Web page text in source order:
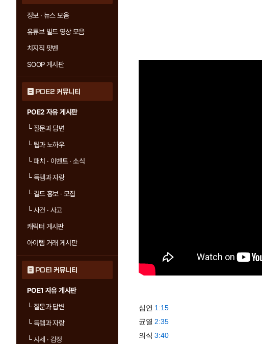
정보 · 뉴스 모음
유튜브 빌드 영상 모음
치지직 팟벤
SOOP 게시판
POE2 커뮤니티
POE2 자유 게시판
└질문과 답변
└팁과 노하우
└패치 · 이벤트 · 소식
└득템과 자랑
└길드 홍보 · 모집
└사건 · 사고
캐릭터 게시판
아이템 거래 게시판
POE1 커뮤니티
POE1 자유 게시판
└질문과 답변
└득템과 자랑
└시세 · 감정
심연 1:15
균열 2:35
의식 3:40